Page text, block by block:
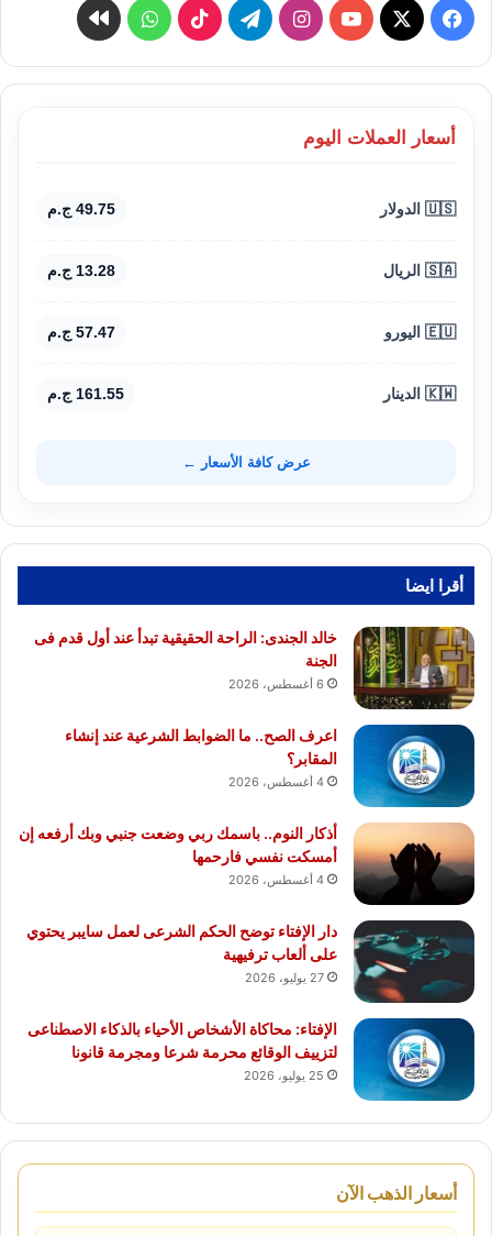
فيسبوك
‫X
‫YouTubeانستقرامتيلقرام ‫TikTokواتسابكواى
أسعار العملات اليوم
🇺🇸 الدولار 49.75 ج.م
🇸🇦 الريال 13.28 ج.م
🇪🇺 اليورو 57.47 ج.م
🇰🇼 الدينار 161.55 ج.م
عرض كافة الأسعار ←
أقرا ايضا
خالد الجندى: الراحة الحقيقية تبدأ عند أول قدم فى
الجنة
6 أغسطس، 2026
اعرف الصح.. ما الضوابط الشرعية عند إنشاء
المقابر؟
4 أغسطس، 2026
أذكار النوم.. باسمك ربي وضعت جنبي وبك أرفعه إن
أمسكت نفسي فارحمها
4 أغسطس، 2026
دار الإفتاء توضح الحكم الشرعى لعمل سايبر يحتوي
على ألعاب ترفيهية
27 يوليو، 2026
الإفتاء: محاكاة الأشخاص الأحياء بالذكاء الاصطناعى
لتزييف الوقائع محرمة شرعا ومجرمة قانونا
25 يوليو، 2026
أسعار الذهب الآن